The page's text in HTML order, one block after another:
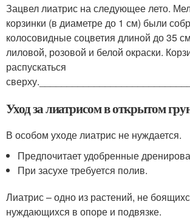
Зацвел лиатрис на следующее лето.
корзинки (в диаметре до 1 см) были
колосовидные соцветия длиной до 35
лиловой, розовой и белой окраски.
распускаться
Уход за лиатрисом в открытом
В особом уходе лиатрис не нуждается.
Предпочитает удобренные
При засухе требуется полив.
Лиатрис – одно из растений, не
нуждающихся в опоре и подвязке.